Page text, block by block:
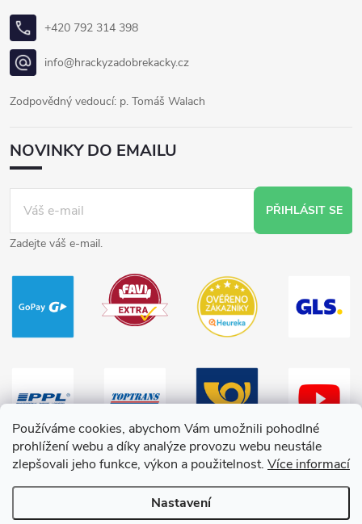
Používáme cookies, abychom Vám umožnili pohodlné
prohlížení webu a díky analýze provozu webu neustále
zlepšovali jeho funkce, výkon a použitelnost. Více informací
Nastavení
+420 792 314 398
info@hrackyzadobrekacky.cz
Zodpovědný vedoucí: p. Tomáš Walach
NOVINKY DO EMAILU
PŘIHLÁSIT SE
Zadejte váš e-mail.